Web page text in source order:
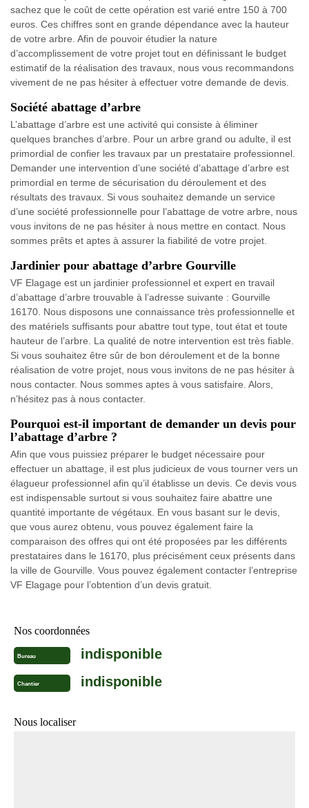
sachez que le coût de cette opération est varié entre 150 à 700
euros. Ces chiffres sont en grande dépendance avec la hauteur
de votre arbre. Afin de pouvoir étudier la nature
d’accomplissement de votre projet tout en définissant le budget
estimatif de la réalisation des travaux, nous vous recommandons
vivement de ne pas hésiter à effectuer votre demande de devis.
Société abattage d’arbre
L’abattage d’arbre est une activité qui consiste à éliminer
quelques branches d’arbre. Pour un arbre grand ou adulte, il est
primordial de confier les travaux par un prestataire professionnel.
Demander une intervention d’une société d’abattage d’arbre est
primordial en terme de sécurisation du déroulement et des
résultats des travaux. Si vous souhaitez demande un service
d’une société professionnelle pour l’abattage de votre arbre, nous
vous invitons de ne pas hésiter à nous mettre en contact. Nous
sommes prêts et aptes à assurer la fiabilité de votre projet.
Jardinier pour abattage d’arbre Gourville
VF Elagage est un jardinier professionnel et expert en travail
d’abattage d’arbre trouvable à l’adresse suivante : Gourville
16170. Nous disposons une connaissance très professionnelle et
des matériels suffisants pour abattre tout type, tout état et toute
hauteur de l’arbre. La qualité de notre intervention est très fiable.
Si vous souhaitez être sûr de bon déroulement et de la bonne
réalisation de votre projet, nous vous invitons de ne pas hésiter à
nous contacter. Nous sommes aptes à vous satisfaire. Alors,
n’hésitez pas à nous contacter.
Pourquoi est-il important de demander un devis pour
l’abattage d’arbre ?
Afin que vous puissiez préparer le budget nécessaire pour
effectuer un abattage, il est plus judicieux de vous tourner vers un
élagueur professionnel afin qu’il établisse un devis. Ce devis vous
est indispensable surtout si vous souhaitez faire abattre une
quantité importante de végétaux. En vous basant sur le devis,
que vous aurez obtenu, vous pouvez également faire la
comparaison des offres qui ont été proposées par les différents
prestataires dans le 16170, plus précisément ceux présents dans
la ville de Gourville. Vous pouvez également contacter l’entreprise
VF Elagage pour l’obtention d’un devis gratuit.
Nos coordonnées
Bureau indisponible
Chantier indisponible
Nous localiser